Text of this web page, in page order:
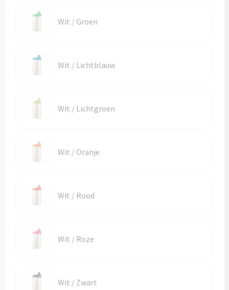
Wit / Groen
Wit / Lichtblauw
Wit / Lichtgroen
Wit / Oranje
Wit / Rood
Wit / Roze
Wit / Zwart